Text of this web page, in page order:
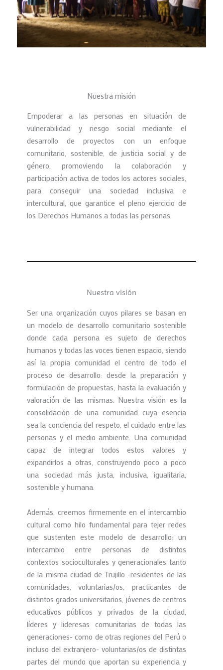
Nuestra misión
Empoderar a las personas en situación de
vulnerabilidad y riesgo social mediante el
desarrollo de proyectos con un enfoque
comunitario, sostenible, de justicia social y de
género, promoviendo la colaboración y
participación activa de todos los actores sociales,
para conseguir una sociedad inclusiva e
intercultural, que garantice el pleno ejercicio de
los Derechos Humanos a todas las personas.
Nuestra visión
Ser una organización cuyos pilares se basan en
un modelo de desarrollo comunitario sostenible
donde cada persona es sujeto de derechos
humanos y todas las voces tienen espacio, siendo
así la propia comunidad el centro de todo el
proceso de desarrollo: desde la preparación y
formulación de propuestas, hasta la evaluación y
valoración de las mismas. Nuestra visión es la
consolidación de una comunidad cuya esencia
sea la conciencia del respeto, el cuidado entre las
personas y el medio ambiente. Una comunidad
capaz de integrar todos estos valores y
expandirlos a otras, construyendo poco a poco
una sociedad más justa, inclusiva, igualitaria,
sostenible y humana.
Además, creemos firmemente en el intercambio
cultural como hilo fundamental para tejer redes
que sustenten este modelo de desarrollo: un
intercambio entre personas de distintos
contextos socioculturales y generacionales tanto
de la misma ciudad de Trujillo -residentes de las
comunidades, voluntarias/os, practicantes de
distintos grados universitarios, jóvenes de centros
educativos públicos y privados de la ciudad,
líderes y lideresas comunitarias de todas las
generaciones- como de otras regiones del Perú o
incluso del extranjero- voluntarias/os de distintas
partes del mundo que aportan su experiencia y